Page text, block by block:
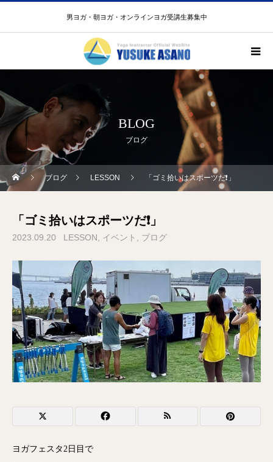
男ヨガ・朝ヨガ・オンラインヨガ受講生募集中
BLOG
ブログ
ブログ LESSON 「ゴミ拾いはスポーツだ❗️」
「ゴミ拾いはスポーツだ❗️」
2023.09.20 LESSON イベント ブログ
ヨガフェスタ2日目で